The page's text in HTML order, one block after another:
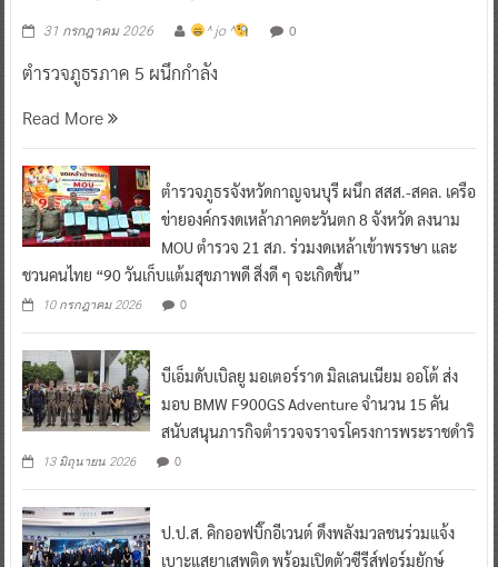
31 กรกฎาคม 2026 ^ jo ^ 0
ตำรวจภูธรภาค 5 ผนึกกำลัง
Read More
ตำรวจภูธรจังหวัดกาญจนบุรี ผนึก สสส.-สคล. เครือ
ข่ายองค์กรงดเหล้าภาคตะวันตก 8 จังหวัด ลงนาม
MOU ตำรวจ 21 สภ. ร่วมงดเหล้าเข้าพรรษา และ
ชวนคนไทย “90 วันเก็บแต้มสุขภาพดี สิ่งดี ๆ จะเกิดขึ้น”
10 กรกฎาคม 2026 0
บีเอ็มดับเบิลยู มอเตอร์ราด มิลเลนเนียม ออโต้ ส่ง
มอบ BMW F900GS Adventure จำนวน 15 คัน
สนับสนุนภารกิจตำรวจจราจรโครงการพระราชดำริ
13 มิถุนายน 2026 0
ป.ป.ส. คิกออฟบิ๊กอีเวนต์ ดึงพลังมวลชนร่วมแจ้ง
เบาะแสยาเสพติด พร้อมเปิดตัวซีรีส์ฟอร์มยักษ์